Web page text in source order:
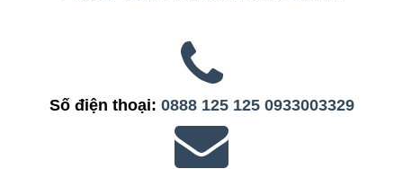
Số điện thoại: 0888 125 125 0933003329